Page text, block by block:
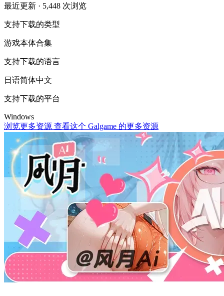
最近更新 · 5,448 次浏览
支持下载的类型
游戏本体合集
支持下载的语言
日语简体中文
支持下载的平台
Windows
浏览更多资源 查看这个 Galgame 的更多资源